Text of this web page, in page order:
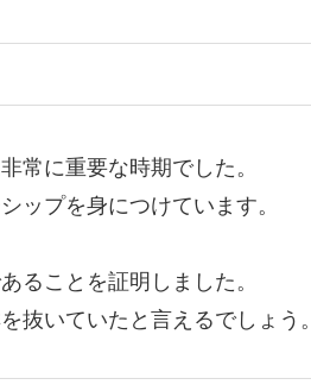
常に重要な時期でした。
ップを身につけています。
ることを証明しました。
抜いていたと言えるでしょう。